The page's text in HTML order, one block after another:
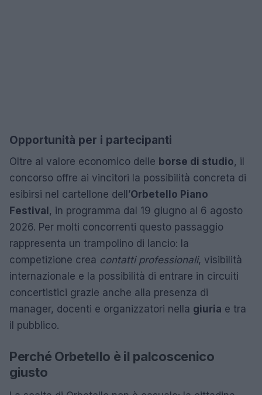
Opportunità per i partecipanti
Oltre al valore economico delle borse di studio, il
concorso offre ai vincitori la possibilità concreta di
esibirsi nel cartellone dell’Orbetello Piano
Festival, in programma dal 19 giugno al 6 agosto
2026. Per molti concorrenti questo passaggio
rappresenta un trampolino di lancio: la
competizione crea contatti professionali, visibilità
internazionale e la possibilità di entrare in circuiti
concertistici grazie anche alla presenza di
manager, docenti e organizzatori nella giuria e tra
il pubblico.
Perché Orbetello è il palcoscenico
giusto